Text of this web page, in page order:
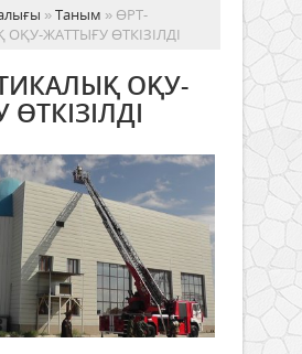
»Таным » ӨРТ-
ЖАТТЫҒУ ӨТКІЗІЛДІ
ОҚУ-